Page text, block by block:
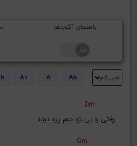
راهنمای آکوردها
تغییر گام Ab
A
A#
Dm
رفتی و بی تو دلم پره درده
Gm